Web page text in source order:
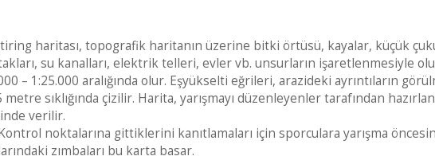
haritası, topografik haritanın üzerine bitki örtüsü, kayalar, küçük
su kanalları, elektrik telleri, evler vb. unsurların işaretlenmesiyle
– 1:25.000 aralığında olur. Eşyükselti eğrileri, arazideki ayrıntıların
sıklığında çizilir. Harita, yarışmayı düzenleyenler tarafından
verilir.
noktalarına gittiklerini kanıtlamaları için sporculara yarışma
zımbaları bu karta basar.